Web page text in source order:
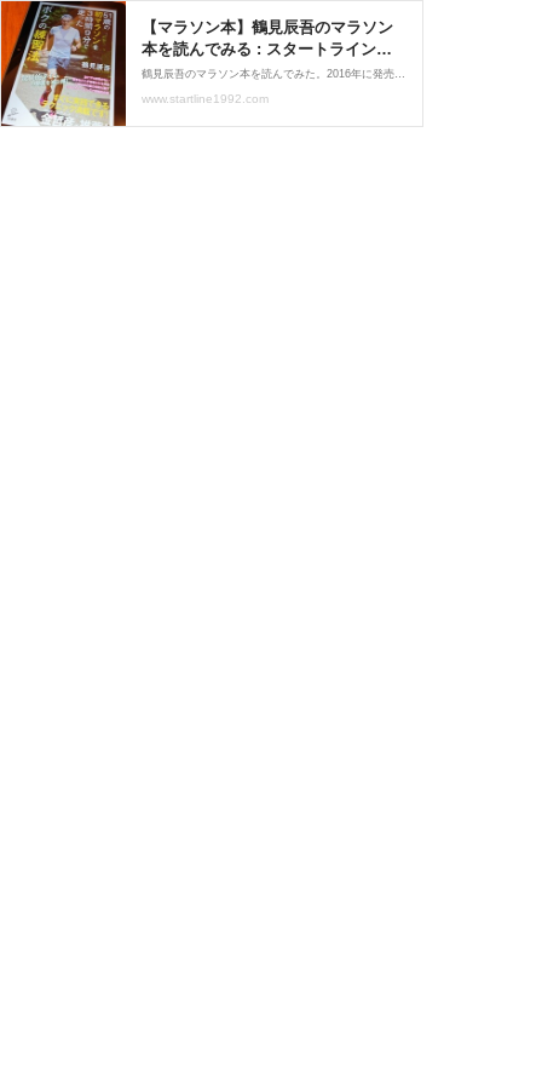
【マラソン本】鶴見辰吾のマラソン
本を読んでみる : スタートラインは
どこですか？
鶴見辰吾のマラソン本を読んでみた。2016年に発売された「51歳の初マラソンを3時間9分で走ったボクの練習法」という本だ。帯でプロ・ランニングコーチの金哲彦が「すぐに実践できるテクニック満載です!」と推薦している。ちなみに、本書の中に金さんは・・登場する。 オレは
www.startline1992.com